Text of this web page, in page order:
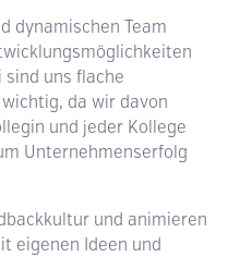
dynamischen Team
uns flache
da wir davon
und jeder Kollege
Unternehmenserfolg
und animieren
eigenen Ideen und